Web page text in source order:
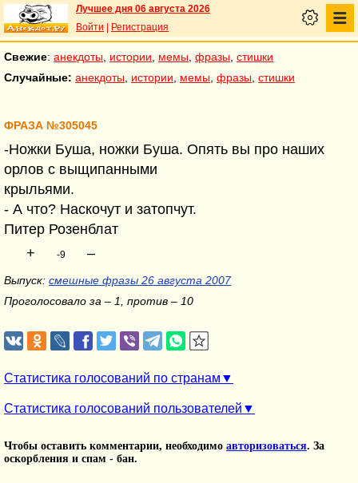
Лучшее дня 06 августа 2026
Войти
Регистрация
Свежие: анекдоты истории мемы фразы стишки
Случайные: анекдоты истории мемы фразы стишки
ФРАЗА №305045
-Ножки Буша, ножки Буша. Опять вы про наших
орлов с выщипанными
крыльями.
- А что? Наскочут и затопчут.
Питер Розенблат
+
-9 –
Выпуск: смешные фразы 26 августа 2007
Проголосовало за – 1, против – 10
Статистика голосований по странам
Статистика голосований пользователей
Чтобы оставить комментарии, необходимо авторизоваться. За
оскорбления и спам - бан.